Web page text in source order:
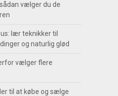
vælger du de
lær teknikker til
og naturlig glød
vælger flere
til at købe og sælge